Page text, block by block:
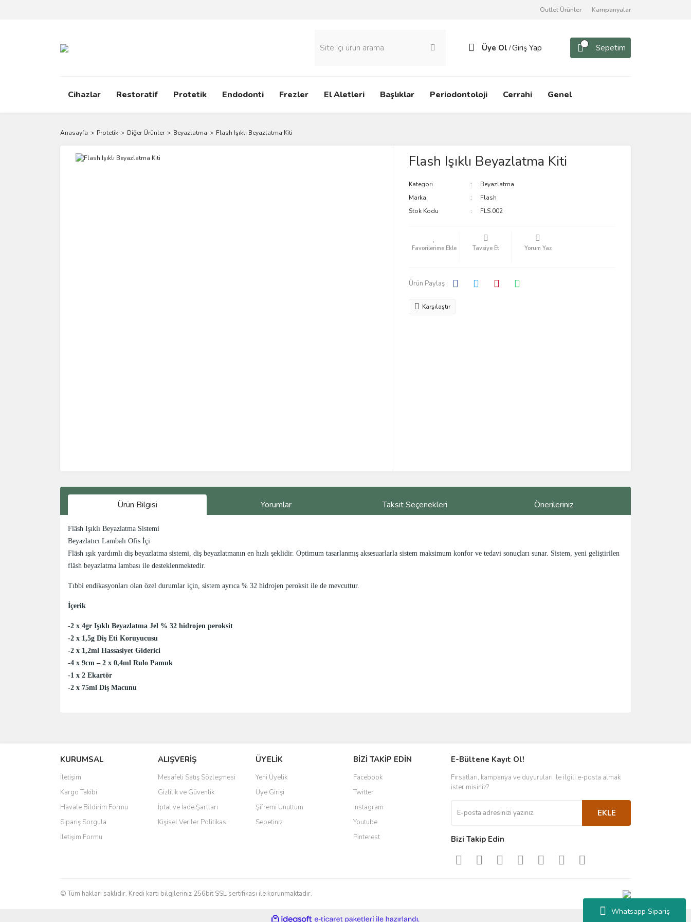
Whatsapp Sipariş
Outlet Ürünler Kampanyalar
Üye Ol /Giriş Yap Sepetim
Cihazlar Restoratif Protetik Endodonti Frezler El Aletleri Başlıklar Periodontoloji Cerrahi Genel
Anasayfa Protetik Diğer Ürünler Beyazlatma Flash Işıklı Beyazlatma Kiti
Flash Işıklı Beyazlatma Kiti
Kategori
Beyazlatma
Marka
Flash
Stok Kodu
FLS.002
Tavsiye Et Yorum Yaz
Ürün Paylaş :
Karşılaştır
Ürün Bilgisi Yorumlar Taksit Seçenekleri Önerileriniz
Fläsh Işıklı Beyazlatma Sistemi
Beyazlatıcı Lambalı Ofis İçi
Fläsh ışık yardımlı diş beyazlatma sistemi, diş beyazlatmanın en hızlı şeklidir. Optimum tasarlanmış aksesuarlarla sistem maksimum konfor ve tedavi sonuçları sunar. Sistem, yeni geliştirilen
fläsh beyazlatma lambası ile desteklenmektedir.
Tıbbi endikasyonları olan özel durumlar için, sistem ayrıca % 32 hidrojen peroksit ile de mevcuttur.
İçerik
-2 x 4gr Işıklı Beyazlatma Jel % 32 hidrojen peroksit
-2 x 1,5g Diş Eti Koruyucusu
-2 x 1,2ml Hassasiyet Giderici
-4 x 9cm – 2 x 0,4ml Rulo Pamuk
-1 x 2 Ekartör
-2 x 75ml Diş Macunu
Ürün resmi kalitesiz, bozuk veya görüntülenemiyor.
Ürün açıklamasında eksik bilgiler bulunuyor.
Ürün bilgilerinde hatalar bulunuyor.
Ürün fiyatı diğer sitelerden daha pahalı.
Bu ürüne benzer farklı alternatifler olmalı.
KURUMSAL
İletişim
Kargo Takibi
Havale Bildirim Formu
Sipariş Sorgula
İletişim Formu
ALIŞVERİŞ
Mesafeli Satış Sözleşmesi
Gizlilik ve Güvenlik
İptal ve İade Şartları
Kişisel Veriler Politikası
ÜYELİK
Yeni Üyelik
Üye Girişi
Şifremi Unuttum
Sepetiniz
BİZİ TAKİP EDİN
Facebook
Twitter
Instagram
Youtube
Pinterest
E-Bültene Kayıt Ol!
Fırsatları, kampanya ve duyuruları ile ilgili e-posta almak
ister misiniz?
EKLE
Bizi Takip Edin
© Tüm hakları saklıdır. Kredi kartı bilgileriniz 256bit SSL sertifikası ile korunmaktadır.
ideasoft e-